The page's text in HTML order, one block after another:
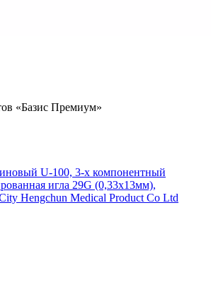
«Базис Премиум»
U-100, 3-х компонентный
игла 29G (0,33x13мм),
Hengchun Medical Product Co Ltd